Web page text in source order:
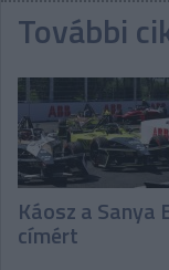
További
Káosz a Sanya
címért